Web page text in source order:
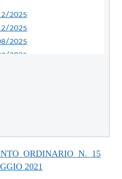
2025
2025
2025
2025
2025
2024
2022
2022
2022
2021
2021
ORDINARIO N. 15
2021